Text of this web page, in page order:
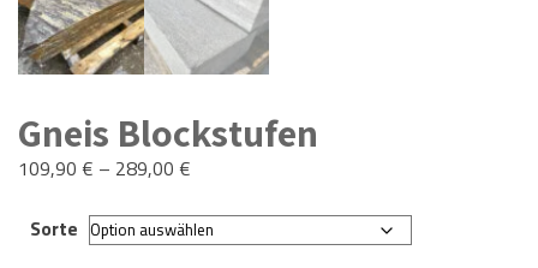
Gneis Blockstufen
109,90 € – 289,00 €
Sorte